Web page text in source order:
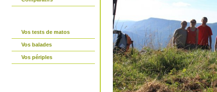
Vos tests de matos
Vos balades
Vos périples